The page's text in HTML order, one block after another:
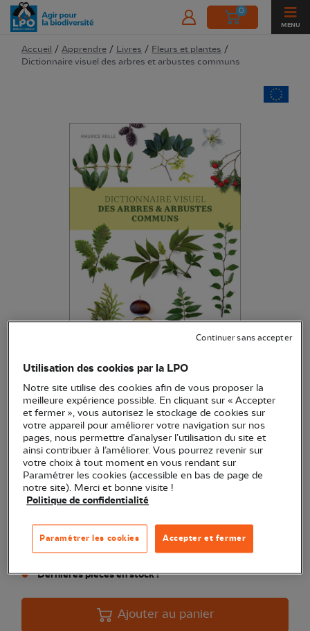
0
MENU
Accueil / Apprendre / Livres / Fleurs et plantes /
Dictionnaire visuel des arbres et arbustes communs
Dictionnaire visuel des arbres
et arbustes communs
(Ref.ED1233)
32,00 € EXCLU WEB
Un livre pour découvrir les arbres et arbustes que l'on peut
rencontrer dans la nature lors d'une ballade en forêt ou
dans un parcVoir plus
Quantité
Dernières pièces en stock !
Ajouter au panier
Utilisation des cookies par la LPO
Notre site utilise des cookies afin de vous proposer la
meilleure expérience possible. En cliquant sur « Accepter
et fermer », vous autorisez le stockage de cookies sur
votre appareil pour améliorer votre navigation sur nos
pages, nous permettre d’analyser l’utilisation du site et
ainsi contribuer à l’améliorer. Vous pourrez revenir sur
votre choix à tout moment en vous rendant sur
Paramétrer les cookies (accessible en bas de page de
notre site). Merci et bonne visite !
Politique de confidentialité
Accepter et fermer
Paramétrer les cookies
Continuer sans accepter